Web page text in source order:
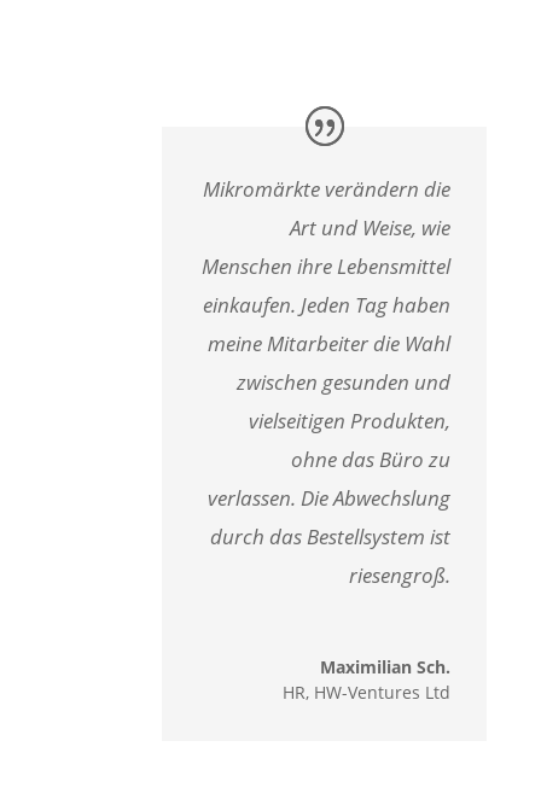
Mikromärkte verändern die
Art und Weise, wie
Menschen ihre Lebensmittel
einkaufen. Jeden Tag haben
meine Mitarbeiter die Wahl
zwischen gesunden und
vielseitigen Produkten,
ohne das Büro zu
verlassen. Die Abwechslung
durch dasBestellsystem ist
riesengroß.
Maximilian Sch.
HR, HW-Ventures Ltd